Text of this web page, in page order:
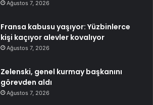
Ağustos 7, 2026
Fransa kabusu yaşıyor: Yüzbinlerce
kişi kaçıyor alevler kovalıyor
Ağustos 7, 2026
Zelenski, genel kurmay başkanını
görevden aldı
Ağustos 7, 2026